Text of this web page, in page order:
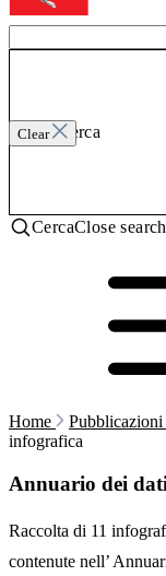
Clear
Invia ricerca
CercaClose search
Home Pubblicazioni
infografica
Annuario dei
Raccolta di 11
contenute nell’